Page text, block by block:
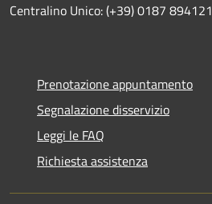
Centralino Unico: (+39) 0187 894121
Prenotazione appuntamento
Segnalazione disservizio
Leggi le FAQ
Richiesta assistenza